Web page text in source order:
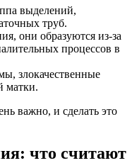
выделений,
труб.
они образуются из-за
процессов в
злокачественные
матки.
важно, и сделать это
что считают